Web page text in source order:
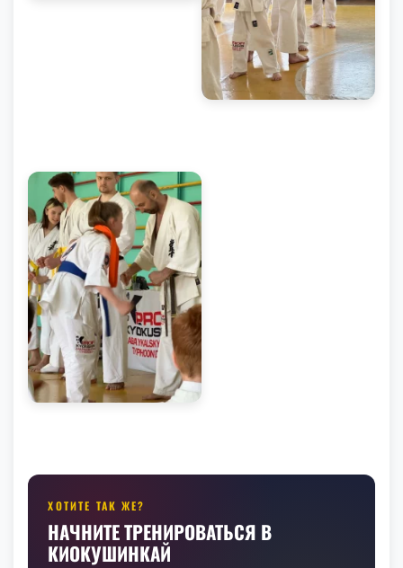
ХОТИТЕ ТАК ЖЕ?
НАЧНИТЕ ТРЕНИРОВАТЬСЯ В
КИОКУШИНКАЙ